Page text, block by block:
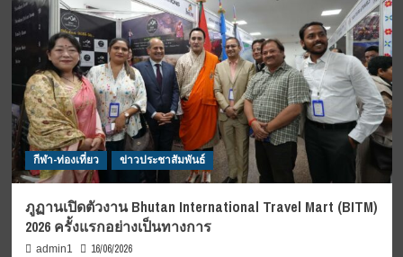
กีฬา-ท่องเที่ยว ข่าวประชาสัมพันธ์
ภูฏานเปิดตัวงาน Bhutan International Travel Mart (BITM)
2026 ครั้งแรกอย่างเป็นทางการ
admin1 16/06/2026